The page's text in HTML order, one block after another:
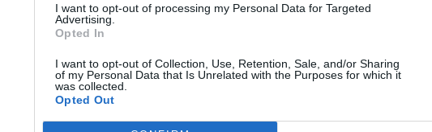
I want to opt-out of processing my Personal Data for Targeted
Advertising.
Opted In
I want to opt-out of Collection, Use, Retention, Sale, and/or Sharing
of my Personal Data that Is Unrelated with the Purposes for which it
was collected.
Opted Out